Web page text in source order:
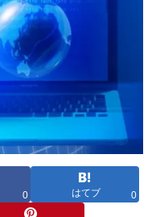
0 はてブ 0